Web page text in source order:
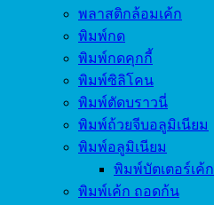
พลาสติกล้อมเค้ก
พิมพ์กด
พิมพ์กดคุกกี้
พิมพ์ซิลิโคน
พิมพ์ตัดบราวนี่
พิมพ์ถ้วยจีบอลูมิเนียม
พิมพ์อลูมิเนียม
พิมพ์บัตเตอร์เค้ก
พิมพ์เค้ก ถอดก้น